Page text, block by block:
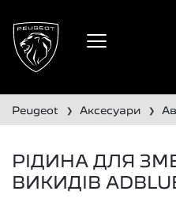
peugeot ❯ аксесуари ❯
РІДИНА ДЛЯ
ВИКИДІВ